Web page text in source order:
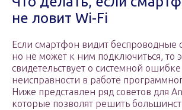
не ловит Wi-Fi
Если смартфон видит беспроводные
но не может к ним подключиться, то
свидетельствует о системной
неисправности в работе
Ниже представлен ряд советов для
которые позволят решить